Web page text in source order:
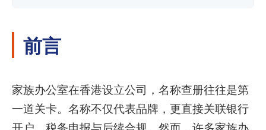
前言
家族办公室在香港设立公司，名称查册往往是第
一道关卡。名称不仅代表品牌，更直接关联银行